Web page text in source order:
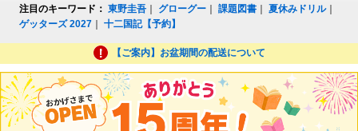
注目のキーワード： 東野圭吾 グローグー ｜課題図書 ｜夏休みドリル｜
ゲッターズ 2027 ｜十二国記【予約】
【ご案内】お盆期間の配送について